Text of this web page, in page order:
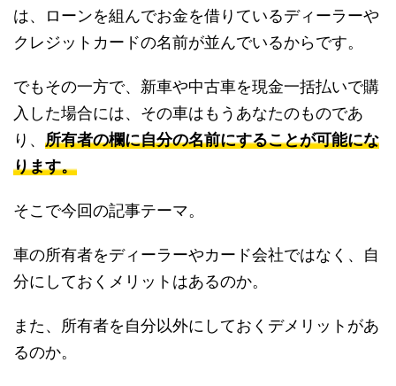
は、ローンを組んでお金を借りているディーラーや
クレジットカードの名前が並んでいるからです。
でもその一方で、新車や中古車を現金一括払いで購
入した場合には、その車はもうあなたのものであ
り、 所有者の欄に自分の名前にすることが可能にな
ります。
そこで今回の記事テーマ。
車の所有者をディーラーやカード会社ではなく、自
分にしておくメリットはあるのか。
また、所有者を自分以外にしておくデメリットがあ
るのか。